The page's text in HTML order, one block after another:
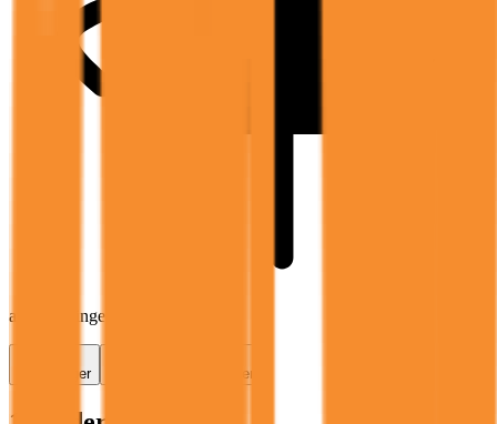
av vurderingene er besvart
Vurderinger Fordeler